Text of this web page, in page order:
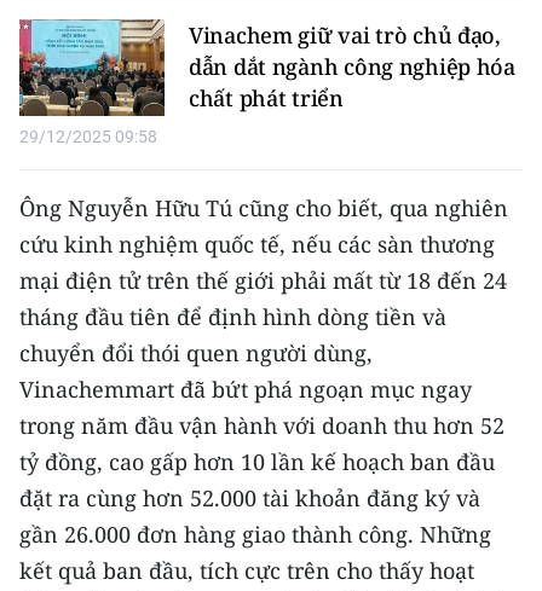
Media Y tế
Media Khoa học - Công nghệ
Media Môi trường
Infographic
TIN MỚI
TIN ĐỊA PHƯƠNG
Trung du và miền núi phía Bắc
Đồng bằng sông Hồng
Bắc Trung Bộ
Duyên hải Nam Trung Bộ và Tây
Vinachem giữ vai trò chủ đạo,
dẫn dắt ngành công nghiệp hóa
chất phát triển
29/12/2025 09:58
Ông Nguyễn Hữu Tú cũng cho biết, qua nghiên
cứu kinh nghiệm quốc tế, nếu các sàn thương
mại điện tử trên thế giới phải mất từ 18 đến 24
tháng đầu tiên để định hình dòng tiền và
chuyển đổi thói quen người dùng,
Vinachemmart đã bứt phá ngoạn mục ngay
trong năm đầu vận hành với doanh thu hơn 52
tỷ đồng, cao gấp hơn 10 lần kế hoạch ban đầu
đặt ra cùng hơn 52.000 tài khoản đăng ký và
gần 26.000 đơn hàng giao thành công. Những
kết quả ban đầu, tích cực trên cho thấy hoạt